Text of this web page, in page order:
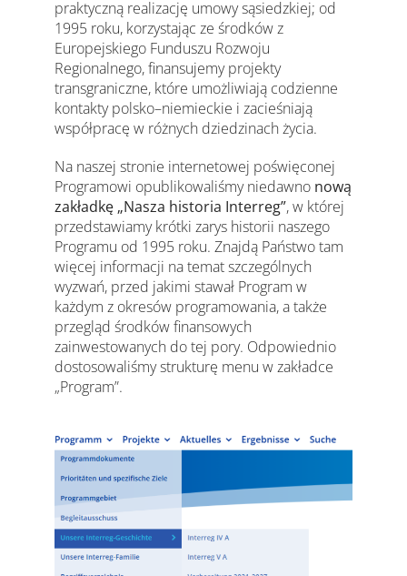
praktyczną realizację umowy sąsiedzkiej; od
1995 roku, korzystając ze środków z
Europejskiego Funduszu Rozwoju
Regionalnego, finansujemy projekty
transgraniczne, które umożliwiają codzienne
kontakty polsko–niemieckie i zacieśniają
współpracę w różnych dziedzinach życia.
Na naszej stronie internetowej poświęconej
Programowi opublikowaliśmy niedawno nową
zakładkę „Nasza historia Interreg”, w której
przedstawiamy krótki zarys historii naszego
Programu od 1995 roku. Znajdą Państwo tam
więcej informacji na temat szczególnych
wyzwań, przed jakimi stawał Program w
każdym z okresów programowania, a także
przegląd środków finansowych
zainwestowanych do tej pory. Odpowiednio
dostosowaliśmy strukturę menu w zakładce
„Program”.